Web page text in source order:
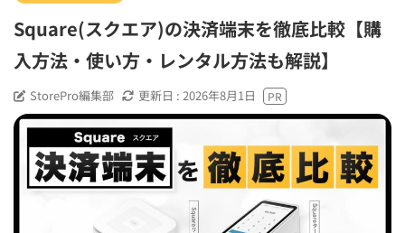
Square(スクエア)の決済端末を徹底比較【購
入方法・使い方・レンタル方法も解説】
StorePro編集部 更新日 : 2026年8月1日